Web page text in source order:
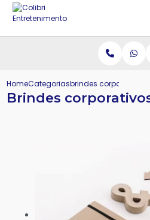
HomeCategoriasbrindes corporativos
Brindes